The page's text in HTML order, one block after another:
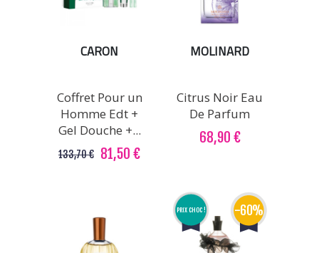
CARON
Coffret Pour un
Homme Edt +
Gel Douche +...
133,70 € 81,50 €
MOLINARD
Citrus Noir Eau
De Parfum
68,90 €
PRIX CHOC ! -60%